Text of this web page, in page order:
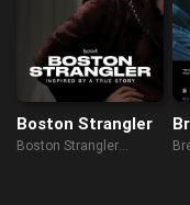
Boston Strangler
Boston Strangler